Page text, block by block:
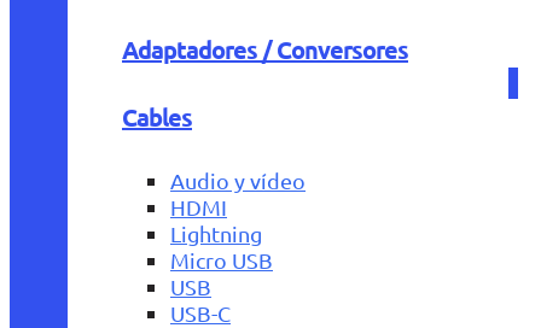
Adaptadores / Conversores
Cables
Audio y vídeo
HDMI
Lightning
Micro USB
USB
USB-C